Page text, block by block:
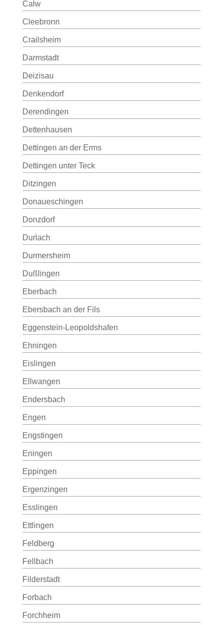
Calw
Cleebronn
Crailsheim
Darmstadt
Deizisau
Denkendorf
Derendingen
Dettenhausen
Dettingen an der Erms
Dettingen unter Teck
Ditzingen
Donaueschingen
Donzdorf
Durlach
Durmersheim
Dußlingen
Eberbach
Ebersbach an der Fils
Eggenstein-Leopoldshafen
Ehningen
Eislingen
Ellwangen
Endersbach
Engen
Engstingen
Eningen
Eppingen
Ergenzingen
Esslingen
Ettlingen
Feldberg
Fellbach
Filderstadt
Forbach
Forchheim